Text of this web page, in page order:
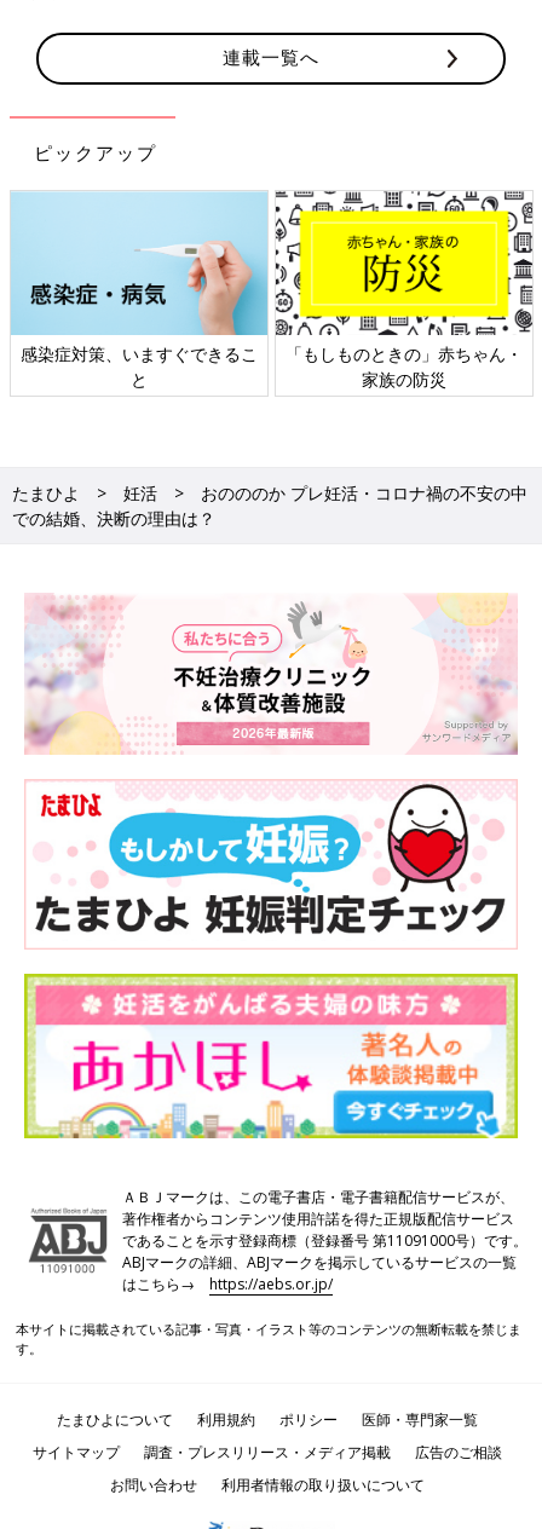
ルイボスティー独特の香りがあまりなくて緑茶みたいな風味のク
セのないお茶。抗酸化作用があり、ノンカフェインなのも◎。私
はやかんで2リットル分作って、いつでも飲めるようにしていま
す。ごはんにも合いますよ。
※ルイボスティーには、ポリフェノールが含まれています。妊娠
（３）手作り発酵生姜
すりおろした（またはミキサーで細かく砕いた）生姜を空きびん
いっぱいに詰めて、ふたをして冷蔵庫で2週間発酵。スープや甘
酒に入れたり、生姜焼きなどに使ったり。簡単に作れて便利なの
でおすすめです。
（４）「ホットタブ」入浴
私は冷え性なので、なるべく体を温めるように心がけています。
「ホットタブ」。重炭酸タブレットで、これを入れると体ポカポ
カが長続きします。
連載一覧へ
ピックアップ
感染症対策、いますぐできるこ
と
「もしものときの」赤ちゃん・
家族の防災
たまひよ 妊活
おのののか プレ妊活・コロナ禍の不安の中
での結婚、決断の理由は？
ＡＢＪマークは、この電子書店・電子書籍配信サービスが、
著作権者からコンテンツ使用許諾を得た正規版配信サービス
であることを示す登録商標（登録番号 第11091000号）です。
ABJマークの詳細、ABJマークを掲示しているサービスの一覧
はこちら→https://aebs.or.jp/
本サイトに掲載されている記事・写真・イラスト等のコンテンツの無断転載を禁じま
す。
たまひよについて 利用規約 ポリシー
医師・専門家一覧
サイトマップ
調査・プレスリリース・メディア掲載
広告のご相談
お問い合わせ
利用者情報の取り扱いについて